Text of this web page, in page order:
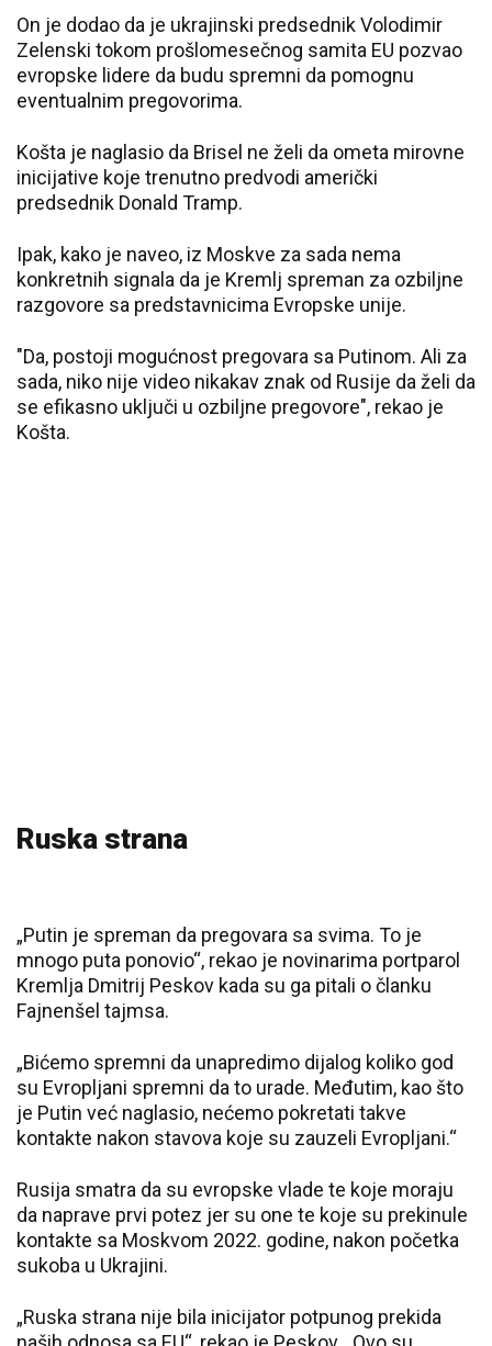
On je dodao da je ukrajinski predsednik Volodimir
Zelenski tokom prošlomesečnog samita EU pozvao
evropske lidere da budu spremni da pomognu
eventualnim pregovorima.
Košta je naglasio da Brisel ne želi da ometa mirovne
inicijative koje trenutno predvodi američki
predsednik Donald Tramp.
Ipak, kako je naveo, iz Moskve za sada nema
konkretnih signala da je Kremlj spreman za ozbiljne
razgovore sa predstavnicima Evropske unije.
"Da, postoji mogućnost pregovara sa Putinom. Ali za
sada, niko nije video nikakav znak od Rusije da želi da
se efikasno uključi u ozbiljne pregovore", rekao je
Košta.
Ruska strana
„Putin je spreman da pregovara sa svima. To je
mnogo puta ponovio“, rekao je novinarima portparol
Kremlja Dmitrij Peskov kada su ga pitali o članku
Fajnenšel tajmsa.
„Bićemo spremni da unapredimo dijalog koliko god
su Evropljani spremni da to urade. Međutim, kao što
je Putin već naglasio, nećemo pokretati takve
kontakte nakon stavova koje su zauzeli Evropljani.“
Rusija smatra da su evropske vlade te koje moraju
da naprave prvi potez jer su one te koje su prekinule
kontakte sa Moskvom 2022. godine, nakon početka
sukoba u Ukrajini.
„Ruska strana nije bila inicijator potpunog prekida